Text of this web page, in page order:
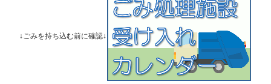
↓ごみを持ち込む前に確認↓